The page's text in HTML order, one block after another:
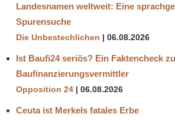
Landesnamen weltweit: Eine
Spurensuche
Die Unbestechlichen 06.08.2026
Ist Baufi24 seriös? Ein Faktencheck
Baufinanzierungsvermittler
Opposition 24 06.08.2026
Ceuta ist Merkels fatales Erbe